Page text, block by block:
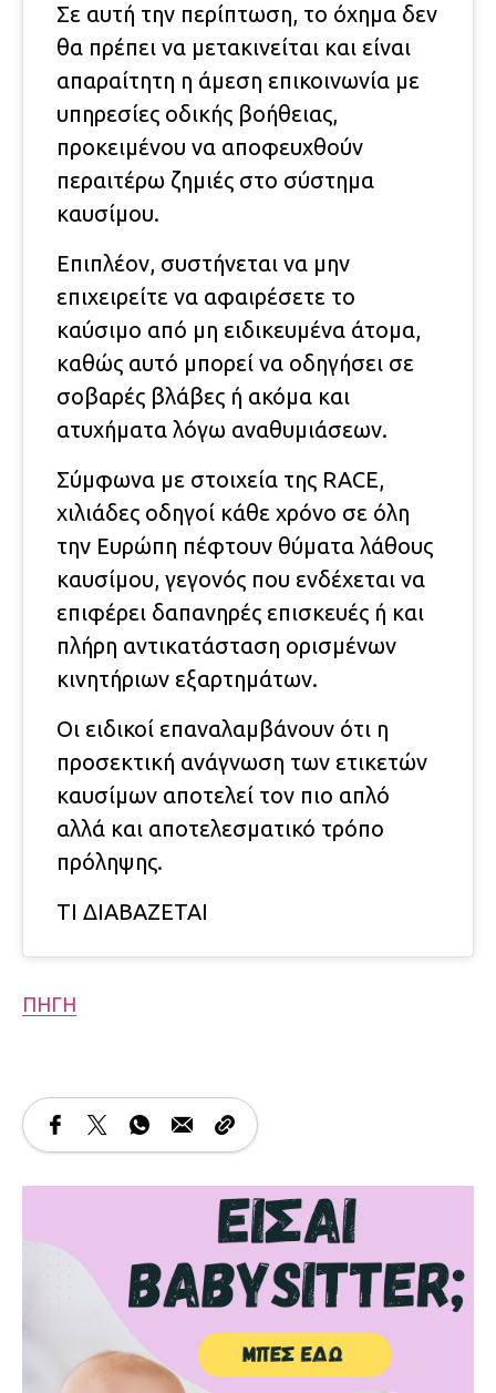
Σε αυτή την περίπτωση, το όχημα δεν
θα πρέπει να μετακινείται και είναι
απαραίτητη η άμεση επικοινωνία με
υπηρεσίες οδικής βοήθειας,
προκειμένου να αποφευχθούν
περαιτέρω ζημιές στο σύστημα
καυσίμου.
Επιπλέον, συστήνεται να μην
επιχειρείτε να αφαιρέσετε το
καύσιμο από μη ειδικευμένα άτομα,
καθώς αυτό μπορεί να οδηγήσει σε
σοβαρές βλάβες ή ακόμα και
ατυχήματα λόγω αναθυμιάσεων.
Σύμφωνα με στοιχεία της RACE,
χιλιάδες οδηγοί κάθε χρόνο σε όλη
την Ευρώπη πέφτουν θύματα λάθους
καυσίμου, γεγονός που ενδέχεται να
επιφέρει δαπανηρές επισκευές ή και
πλήρη αντικατάσταση ορισμένων
κινητήριων εξαρτημάτων.
Οι ειδικοί επαναλαμβάνουν ότι η
προσεκτική ανάγνωση των ετικετών
καυσίμων αποτελεί τον πιο απλό
αλλά και αποτελεσματικό τρόπο
πρόληψης.
ΤΙ ΔΙΑΒΑΖΕΤΑΙ
ΠΗΓΗ